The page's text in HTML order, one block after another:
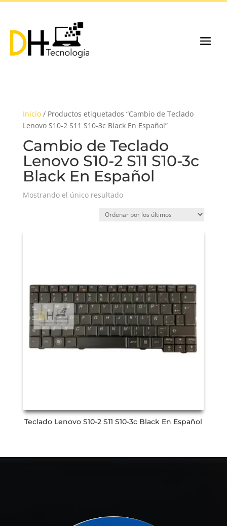
Inicio/ Productos etiquetados “Cambio de Teclado
Lenovo S10-2 S11 S10-3c Black En Español”
Cambio de Teclado
Lenovo S10-2 S11 S10-3c
Black En Español
Mostrando el único resultado
Teclado Lenovo S10-2 S11 S10-3c Black En Español